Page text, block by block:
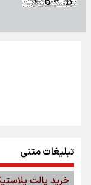
تبلیغات متنی
خرید پالت